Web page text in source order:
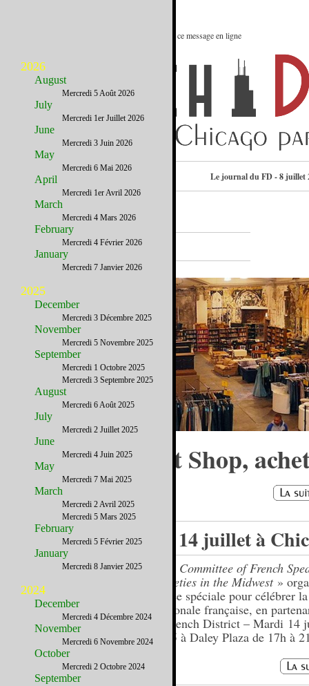
Le meilleur des Etats-Unis : Voir ce message en ligne
Consulter l’annuaire Le journal du FD - 8 juillet
A la Une
Brown Elephant Shop,
par solidarité
Le 14 juillet à
Committee of French
Societies in the Midwest»
soirée spéciale pour célébrer
Nationale française, en
le French District – Mardi 14
2015 à Daley Plaza de 17h à
2026
August
Mercredi 5 Août 2026
July
Mercredi 1er Juillet 2026
June
Mercredi 3 Juin 2026
May
Mercredi 6 Mai 2026
April
Mercredi 1er Avril 2026
March
Mercredi 4 Mars 2026
February
Mercredi 4 Février 2026
January
Mercredi 7 Janvier 2026
2025
December
Mercredi 3 Décembre 2025
November
Mercredi 5 Novembre 2025
September
Mercredi 1 Octobre 2025
Mercredi 3 Septembre 2025
August
Mercredi 6 Août 2025
July
Mercredi 2 Juillet 2025
June
Mercredi 4 Juin 2025
May
Mercredi 7 Mai 2025
March
Mercredi 2 Avril 2025
Mercredi 5 Mars 2025
February
Mercredi 5 Février 2025
January
Mercredi 8 Janvier 2025
2024
December
Mercredi 4 Décembre 2024
November
Mercredi 6 Novembre 2024
October
Mercredi 2 Octobre 2024
September